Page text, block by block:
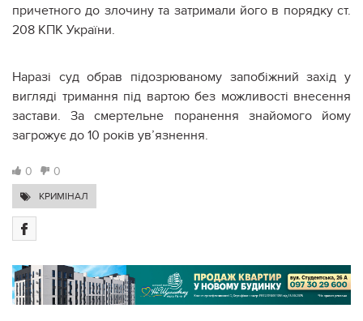
причетного до злочину та затримали його в порядку ст.
208 КПК України.
Наразі суд обрав підозрюваному запобіжний захід у
вигляді тримання під вартою без можливості внесення
застави. За смертельне поранення знайомого йому
загрожує до 10 років ув’язнення.
0 0
КРИМІНАЛ